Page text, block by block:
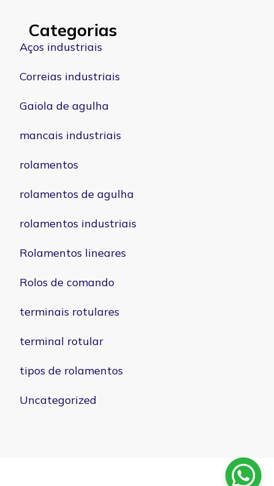
Categorias
Aços industriais
Correias industriais
Gaiola de agulha
mancais industriais
rolamentos
rolamentos de agulha
rolamentos industriais
Rolamentos lineares
Rolos de comando
terminais rotulares
terminal rotular
tipos de rolamentos
Uncategorized